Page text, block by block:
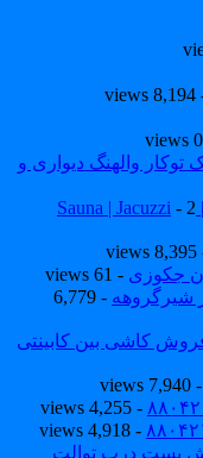
والهنگ دیواری و
-
- 61 views
- 6,779
- 4,255 views
- 4,918 views
درب توالت